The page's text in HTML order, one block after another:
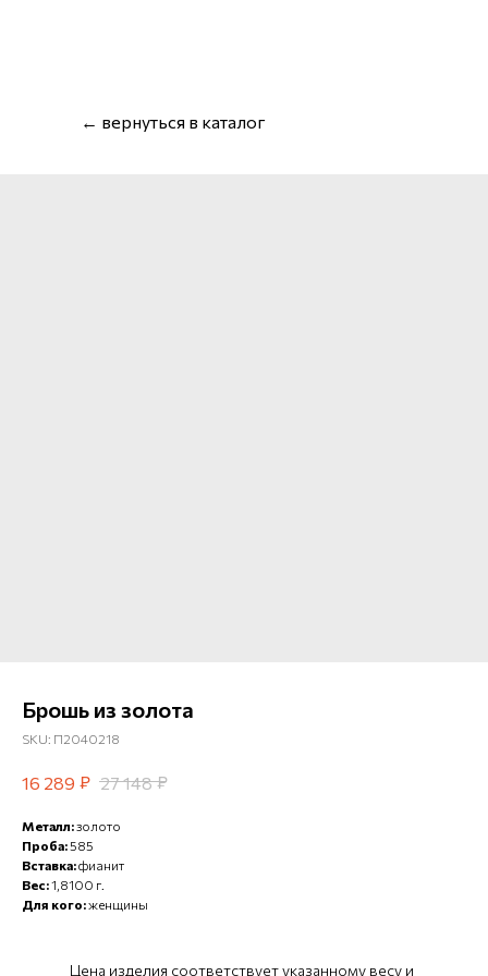
← вернуться в каталог
Брошь из золота
SKU: П2040218
16 289 ₽ 27 148 ₽
Металл:золото
Проба:585
Вставка:фианит
Вес:1,8100 г.
Для кого:женщины
Цена изделия соответствует указанному весу и